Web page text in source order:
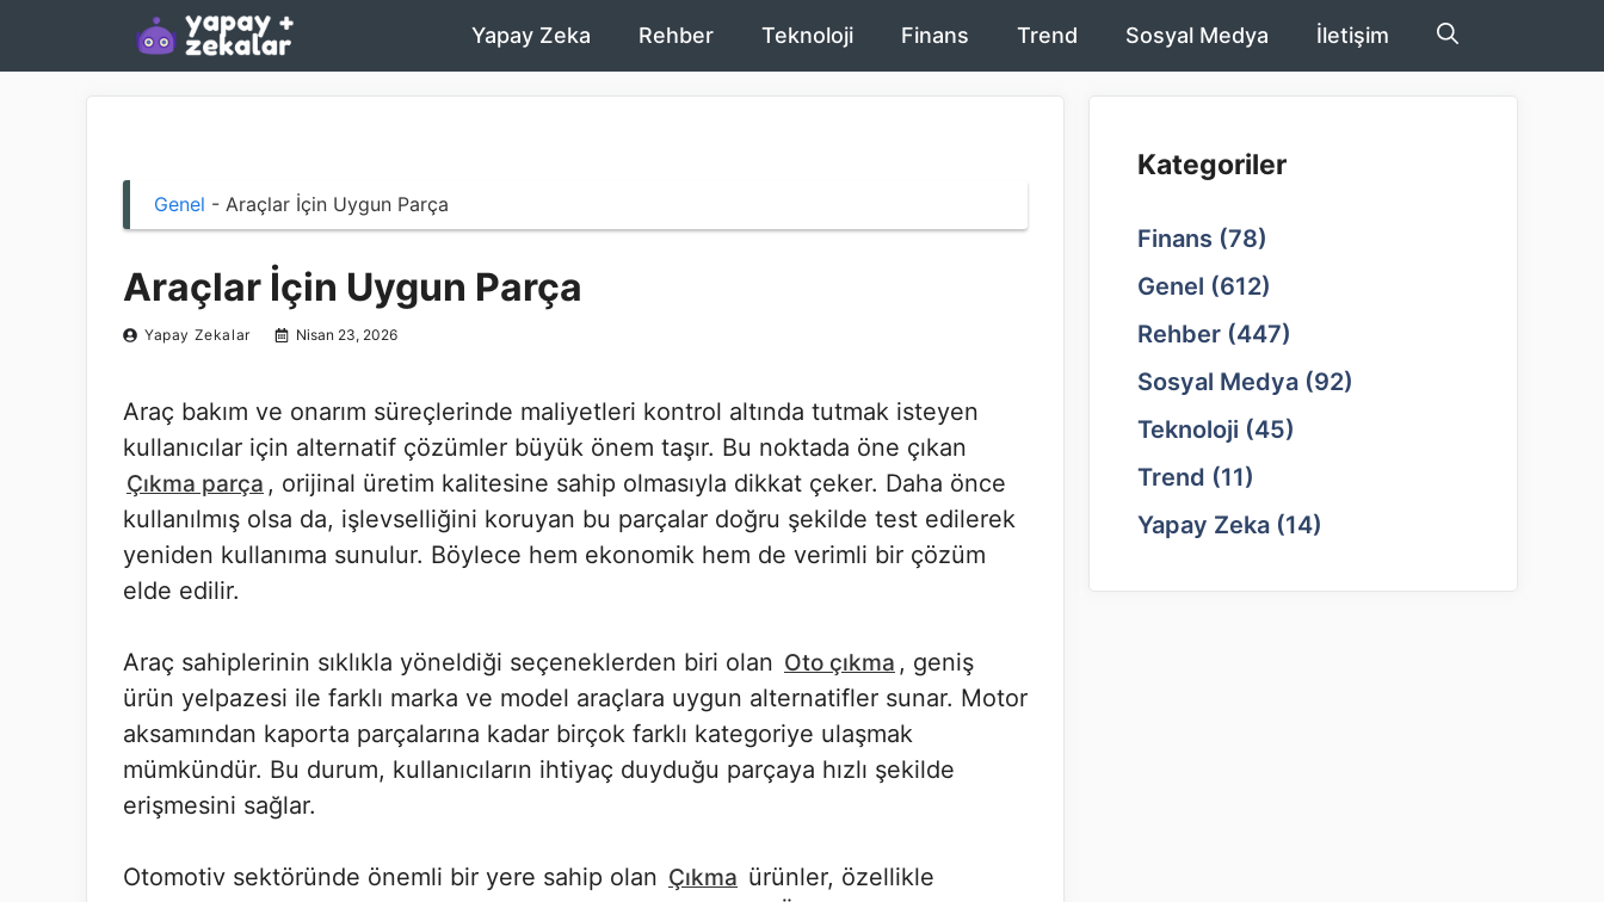
Yapay Zeka Rehber Teknoloji Finans Trend Sosyal Medya İletişim
Genel - Araçlar İçin Uygun Parça
Araçlar İçin Uygun Parça
Yapay Zekalar Nisan 23, 2026
Araç bakım ve onarım süreçlerinde maliyetleri kontrol altında tutmak isteyen
kullanıcılar için alternatif çözümler büyük önem taşır. Bu noktada öne çıkan
Çıkma parça , orijinal üretim kalitesine sahip olmasıyla dikkat çeker. Daha önce
kullanılmış olsa da, işlevselliğini koruyan bu parçalar doğru şekilde test edilerek
yeniden kullanıma sunulur. Böylece hem ekonomik hem de verimli bir çözüm
elde edilir.
Araç sahiplerinin sıklıkla yöneldiği seçeneklerden biri olan Oto çıkma , geniş
ürün yelpazesi ile farklı marka ve model araçlara uygun alternatifler sunar. Motor
aksamından kaporta parçalarına kadar birçok farklı kategoriye ulaşmak
mümkündür. Bu durum, kullanıcıların ihtiyaç duyduğu parçaya hızlı şekilde
erişmesini sağlar.
Otomotiv sektöründe önemli bir yere sahip olan Çıkma ürünler, özellikle
Kategoriler
Finans (78)
Genel (612)
Rehber (447)
Sosyal Medya (92)
Teknoloji (45)
Trend (11)
Yapay Zeka (14)